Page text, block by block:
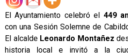
El Ayuntamiento celebró el 449
con una Sesión Solemne de
El alcalde Leonardo Montañez
historia local e invitó a la